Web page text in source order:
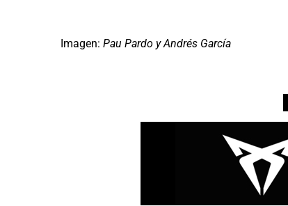
Imagen: Pau Pardo y Andrés García